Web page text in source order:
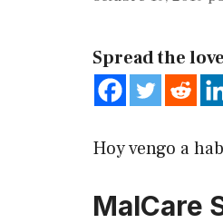
Spread the love
Hoy vengo a
MalCare